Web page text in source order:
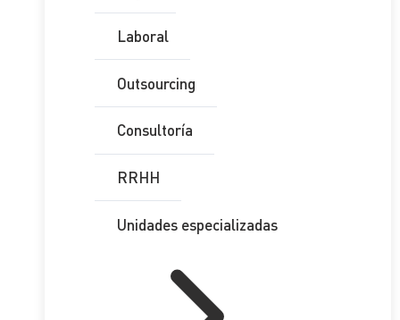
Laboral
Outsourcing
Consultoría
RRHH
Unidades especializadas